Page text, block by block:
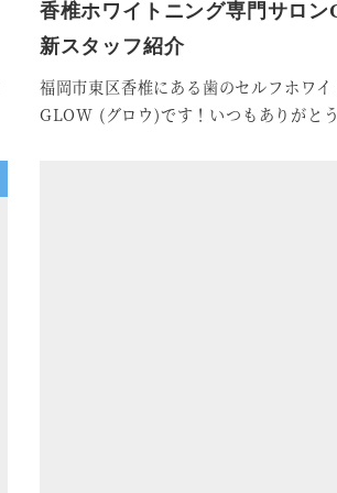
香椎ホワイトニング専門サロ
新スタッフ紹介
福岡市東区香椎にある歯のセルフホワ
GLOW (グロウ)です！いつもありがと